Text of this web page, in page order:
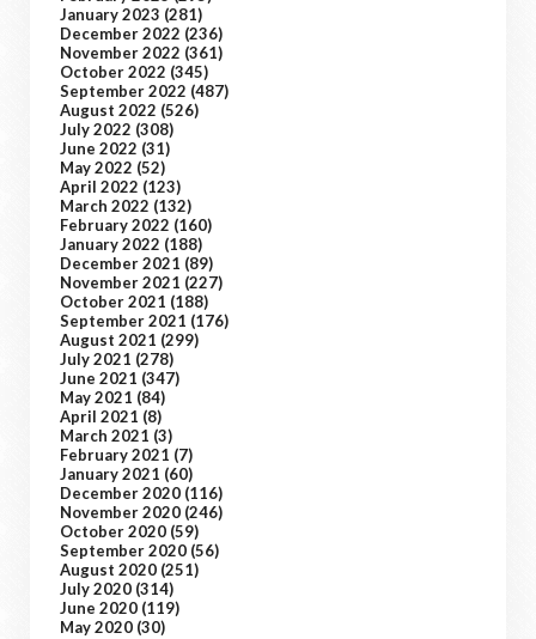
January 2023 (281)
December 2022 (236)
November 2022 (361)
October 2022 (345)
September 2022 (487)
August 2022 (526)
July 2022 (308)
June 2022 (31)
May 2022 (52)
April 2022 (123)
March 2022 (132)
February 2022 (160)
January 2022 (188)
December 2021 (89)
November 2021 (227)
October 2021 (188)
September 2021 (176)
August 2021 (299)
July 2021 (278)
June 2021 (347)
May 2021 (84)
April 2021 (8)
March 2021 (3)
February 2021 (7)
January 2021 (60)
December 2020 (116)
November 2020 (246)
October 2020 (59)
September 2020 (56)
August 2020 (251)
July 2020 (314)
June 2020 (119)
May 2020 (30)